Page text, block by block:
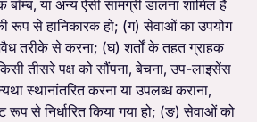
बॉम्ब, या अन्य ऐसी सामग्री डालना शामिल है
रूप से हानिकारक हो; (ग) सेवाओं का उपयोग
तरीके से करना; (घ) शर्तों के तहत ग्राहक
तीसरे पक्ष को सौंपना, बेचना, उप-लाइसेंस
स्थानांतरित करना या उपलब्ध कराना,
रूप से निर्धारित किया गया हो; (ङ) सेवाओं को